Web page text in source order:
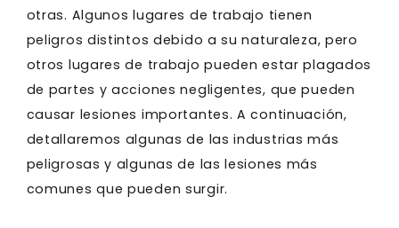
otras. Algunos lugares de trabajo tienen
peligros distintos debido a su naturaleza, pero
otros lugares de trabajo pueden estar plagados
de partes y acciones negligentes, que pueden
causar lesiones importantes. A continuación,
detallaremos algunas de las industrias más
peligrosas y algunas de las lesiones más
comunes que pueden surgir.